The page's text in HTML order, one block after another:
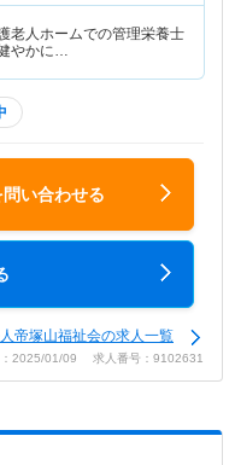
老人ホームでの管理栄養士
やかに…
い合わせる
帝塚山福祉会の求人一覧
：2025/01/09 求人番号：9102631